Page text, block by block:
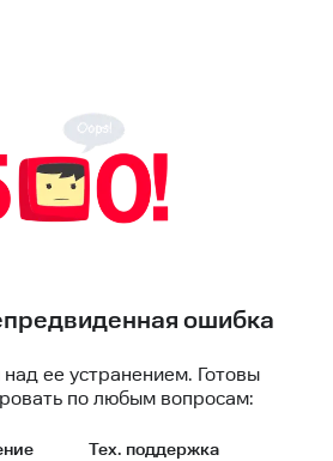
ошибка
ее устранением. Готовы
по любым вопросам:
Тех. поддержка